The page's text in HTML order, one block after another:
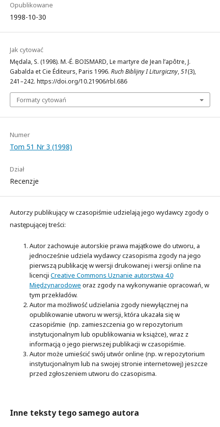
Opublikowane
1998-10-30
Jak cytować
Mędala, S. (1998). M.-É. BOISMARD, Le martyre de Jean l’apôtre, J.
Gabalda et Cie Éditeurs, Paris 1996. Ruch Biblijny I Liturgiczny,51(3),
241–242. https://doi.org/10.21906/rbl.686
Formaty cytowań
Numer
Tom 51 Nr 3 (1998)
Dział
Recenzje
Autorzy publikujący w czasopiśmie udzielają jego wydawcy zgody o
następującej treści:
Autor zachowuje autorskie prawa majątkowe do utworu, a
jednocześnie udziela wydawcy czasopisma zgody na jego
pierwszą publikację w wersji drukowanej i wersji online na
licencji Creative Commons Uznanie autorstwa 4.0
Międzynarodowe oraz zgody na wykonywanie opracowań, w
tym przekładów.
Autor ma możliwość udzielania zgody niewyłącznej na
opublikowanie utworu w wersji, która ukazała się w
czasopiśmie (np. zamieszczenia go w repozytorium
instytucjonalnym lub opublikowania w książce), wraz z
informacją o jego pierwszej publikacji w czasopiśmie.
Autor może umieścić swój utwór online (np. w repozytorium
instytucjonalnym lub na swojej stronie internetowej) jeszcze
przed zgłoszeniem utworu do czasopisma.
Inne teksty tego samego autora